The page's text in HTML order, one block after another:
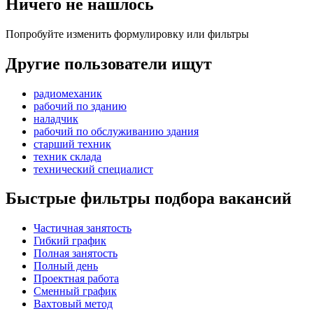
Ничего не нашлось
Попробуйте изменить формулировку или фильтры
Другие пользователи ищут
радиомеханик
рабочий по зданию
наладчик
рабочий по обслуживанию здания
старший техник
техник склада
технический специалист
Быстрые фильтры подбора вакансий
Частичная занятость
Гибкий график
Полная занятость
Полный день
Проектная работа
Сменный график
Вахтовый метод